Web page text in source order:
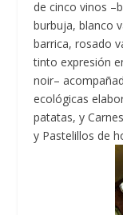
de cinco vinos
burbuja, blanco
barrica, rosado
tinto expresión
noir–
ecológicas
patatas, y
y Pastelillos de